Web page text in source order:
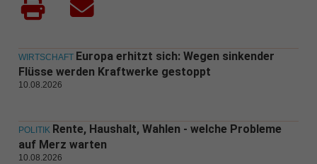
WIRTSCHAFT Europa erhitzt sich: Wegen sinkender
Flüsse werden Kraftwerke gestoppt
10.08.2026
POLITIK Rente, Haushalt, Wahlen - welche Probleme
auf Merz warten
10.08.2026